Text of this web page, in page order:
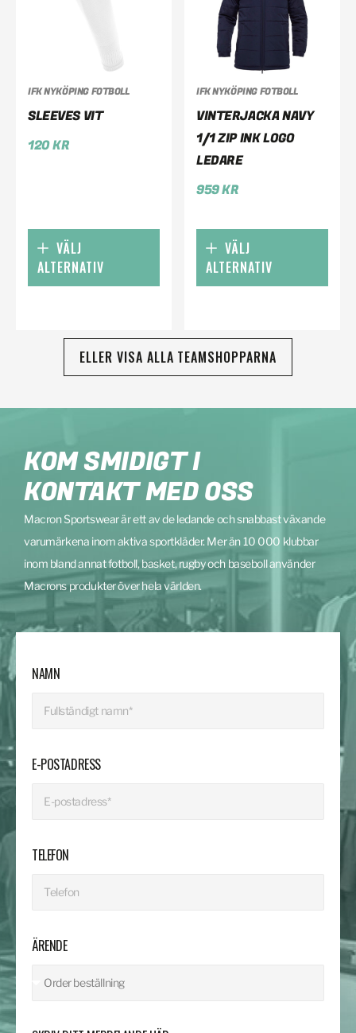
IFK NYKÖPING FOTBOLL
SLEEVES VIT
120KR
VÄLJ
ALTERNATIV
IFK NYKÖPING FOTBOLL
VINTERJACKA NAVY
1/1 ZIP INK LOGO
LEDARE
959KR
VÄLJ
ALTERNATIV
ELLER VISA ALLA TEAMSHOPPARNA
KOM SMIDIGT I
KONTAKT MED OSS
Macron Sportswear är ett av de ledande och snabbast växande
varumärkena inom aktiva sportkläder. Mer än 10 000 klubbar
inom bland annat fotboll, basket, rugby och baseboll använder
Macrons produkter över hela världen.
NAMN
E-POSTADRESS
TELEFON
ÄRENDE